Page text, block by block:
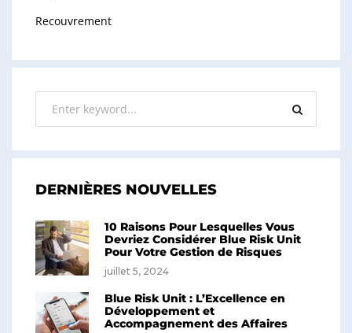
Recouvrement
DERNIÈRES NOUVELLES
10 Raisons Pour Lesquelles Vous
Devriez Considérer Blue Risk Unit
Pour Votre Gestion de Risques
juillet 5, 2024
Blue Risk Unit : L’Excellence en
Développement et
Accompagnement des Affaires